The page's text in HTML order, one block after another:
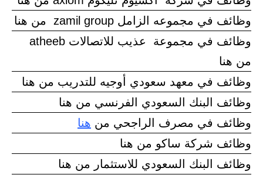
وظائف في مجموعه الزامل zamil group من هنا
وظائف في مجموعة عذيب للاتصالات atheeb
من هنا
وظائف في معهد سعودي أوجيه للتدريب من هنا
وظائف البنك السعودي الفرنسي من هنا
وظائف في مصرف الراجحي من هنا
وظائف شركة ساكو من هنا
وظائف البنك السعودي للاستثمار من هنا